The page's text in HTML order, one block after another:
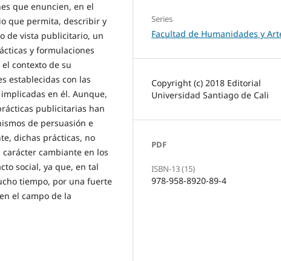
que enuncien, en el
que permita, describir y
de vista publicitario, un
y formulaciones
contexto de su
establecidas con las
en él. Aunque,
publicitarias han
de persuasión e
dichas prácticas, no
cambiante en los
social, ya que, en tal
tiempo, por una fuerte
el campo de la
Series
Facultad de Humanidades y
Copyright (c) 2018 Editorial
Universidad Santiago de Cali
PDF
ISBN-13 (15)
978-958-8920-89-4